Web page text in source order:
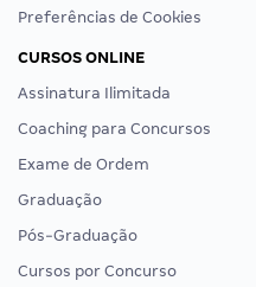
Preferências de Cookies
CURSOS ONLINE
Assinatura Ilimitada
Coaching para Concursos
Exame de Ordem
Graduação
Pós-Graduação
Cursos por Concurso